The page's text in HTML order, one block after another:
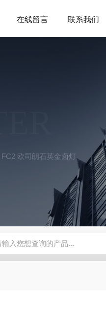
在线留言 联系我们
欧司朗石英金卤灯
LS-ZFZD-E3WSA/XFZ-